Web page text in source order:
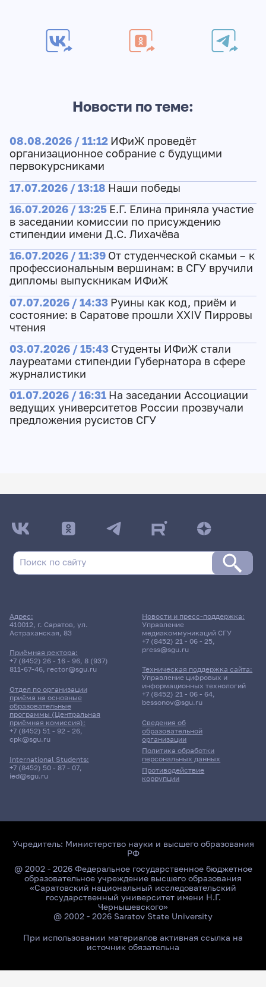
Новости по теме:
08.08.2026 / 11:12 ИФиЖ проведёт
организационное собрание с будущими
первокурсниками
17.07.2026 / 13:18 Наши победы
16.07.2026 / 13:25 Е.Г. Елина приняла участие
в заседании комиссии по присуждению
стипендии имени Д.С. Лихачёва
16.07.2026 / 11:39 От студенческой скамьи – к
профессиональным вершинам: в СГУ вручили
дипломы выпускникам ИФиЖ
07.07.2026 / 14:33 Руины как код, приём и
состояние: в Саратове прошли XXIV Пирровы
чтения
03.07.2026 / 15:43 Студенты ИФиЖ стали
лауреатами стипендии Губернатора в сфере
журналистики
01.07.2026 / 16:31 На заседании Ассоциации
ведущих университетов России прозвучали
предложения русистов СГУ
Адрес:
410012, г. Саратов, ул.
Астраханская, 83
Приёмная ректора:
+7 (8452) 26 - 16 - 96, 8 (937)
811-67-46, rector@sgu.ru
Отдел по организации
приёма на основные
образовательные
программы (Центральная
приёмная комиссия):
+7 (8452) 51 - 92 - 26,
cpk@sgu.ru
International Students:
+7 (8452) 50 - 87 - 07,
ied@sgu.ru
Сведения об
образовательной
организации
Политика обработки
персональных данных
Противодействие
коррупции
Новости и пресс-поддержка:
Управление
медиакоммуникаций СГУ
+7 (8452) 21 - 06 - 25,
press@sgu.ru
Техническая поддержка сайта:
Управление цифровых и
информационных технологий
+7 (8452) 21 - 06 - 64,
bessonov@sgu.ru
Учредитель: Министерство науки и высшего образования
РФ
@ 2002 - 2026 Федеральное государственное бюджетное
образовательное учреждение высшего образования
«Саратовский национальный исследовательский
государственный университет имени Н.Г.
Чернышевского»
@ 2002 - 2026 Saratov State University
При использовании материалов активная ссылка на
источник обязательна